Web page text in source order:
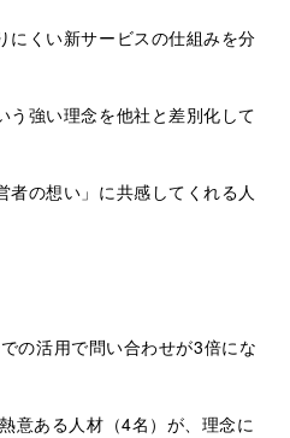
にくい新サービスの仕組みを分
う強い理念を他社と差別化して
者の想い」に共感してくれる人
の活用で問い合わせが3倍にな
意ある人材（4名）が、理念に